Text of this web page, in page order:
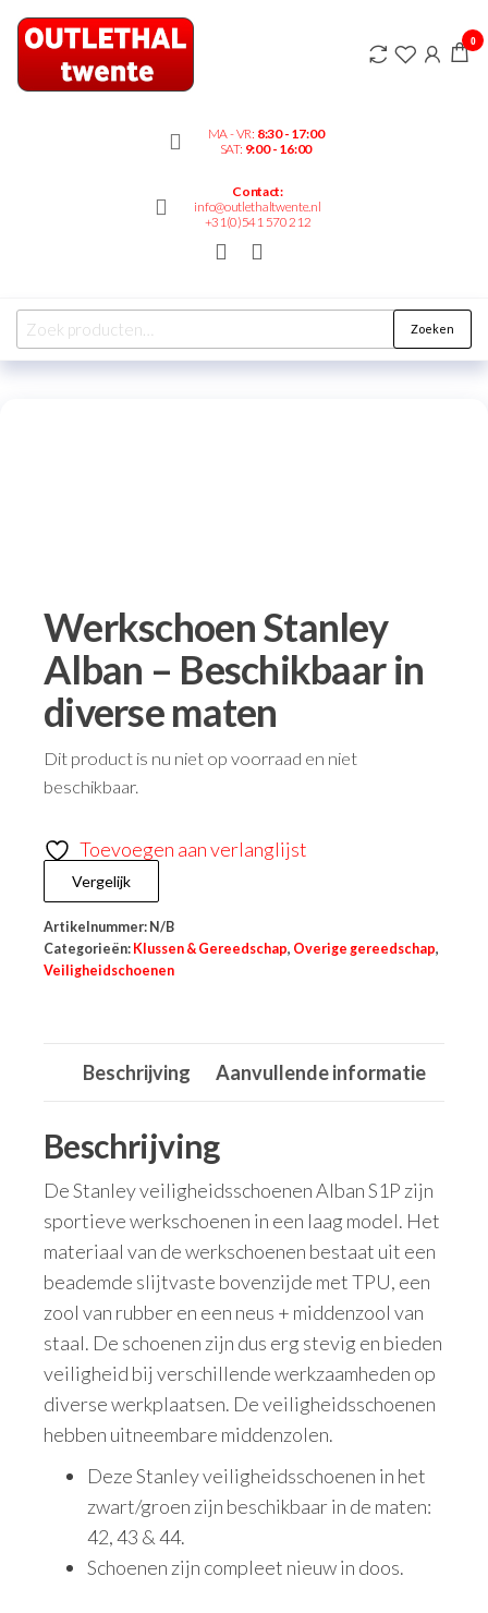
Outlethaltwente.nl
– altijd iets te
MA - VR: 8:30 - 17:00
SAT: 9:00 - 16:00
Contact:
info@outlethaltwente.nl
+31(0)541 570 212
0
Zoeken
Werkschoen Stanley
Alban – Beschikbaar in
diverse maten
Dit product is nu niet op voorraad en niet
beschikbaar.
Toevoegen aan verlanglijst
Vergelijk
Artikelnummer: N/B
Categorieën: Klussen & Gereedschap, Overige gereedschap,
Veiligheidschoenen
Beschrijving Aanvullende informatie
Beschrijving
De Stanley veiligheidsschoenen Alban S1P zijn
sportieve werkschoenen in een laag model. Het
materiaal van de werkschoenen bestaat uit een
beademde slijtvaste bovenzijde met TPU, een
zool van rubber en een neus + middenzool van
staal. De schoenen zijn dus erg stevig en bieden
veiligheid bij verschillende werkzaamheden op
diverse werkplaatsen. De veiligheidsschoenen
hebben uitneembare middenzolen.
Deze Stanley veiligheidsschoenen in het
zwart/groen zijn beschikbaar in de maten:
42, 43 & 44.
Schoenen zijn compleet nieuw in doos.